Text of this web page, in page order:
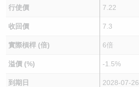
行使價 7.22
收回價 7.3
實際槓桿 (倍) 6倍
溢價 (%) -1.5%
到期日
2028-07-26